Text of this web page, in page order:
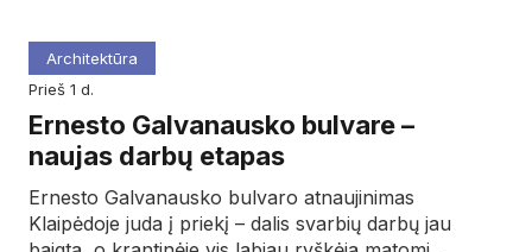
Architektūra
prieš 1 d.
Ernesto Galvanausko bulvare –
naujas darbų etapas
Ernesto Galvanausko bulvaro atnaujinimas
Klaipėdoje juda į priekį – dalis svarbių darbų jau